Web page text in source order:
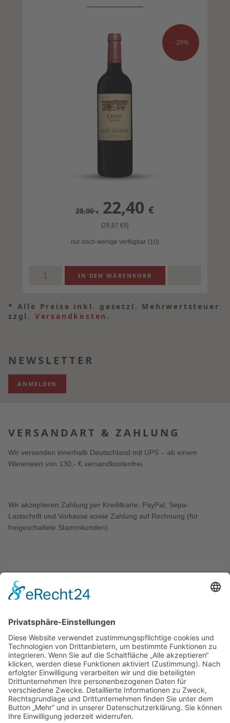
- 20%
28,00€ 22,40€
[29,87€/l]
nur noch wenige verfügbar (10)
* Alle Preise inkl. gesetzl. Mehrwertsteuer
zzgl. Versandkosten .
NEWSLETTER
ANMELDEN
VERSANDART & ZAHLUNG
Wir versenden innerhalb Deutschland mit UPS – ab einem
Warenwert von 130,- € versandkostenfrei.
Wir akzeptieren Zahlung per Kreditkarte, PayPal, Sepa-
Lastschrift und Vorkasse sowie Zahlung auf Rechnung (für
freigeschaltete Stammkunden).
KONTAKT
Spezialitäten aus Österreich
Daimlerstr. 21
50859 Köln
Telefon: 02234 802701
Fax: 02234 986145
Abholung und Verkauf
im Lagerausschließlich
nach Termin­vereinbarung.